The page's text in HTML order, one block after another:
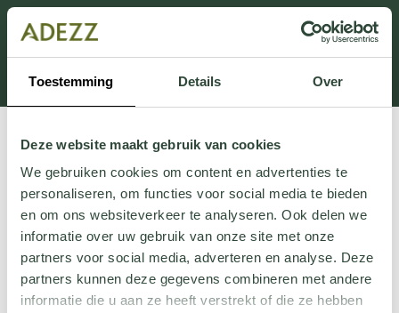
Toestemming Details Over
Deze website maakt gebruik van cookies
We gebruiken cookies om content en advertenties te
personaliseren, om functies voor social media te bieden
en om ons websiteverkeer te analyseren. Ook delen we
informatie over uw gebruik van onze site met onze
partners voor social media, adverteren en analyse. Deze
partners kunnen deze gegevens combineren met andere
informatie die u aan ze heeft verstrekt of die ze hebben
Dit onderdeel is momenteel in onderhoud.
Als je informatie mist kun je ons bellen +31 413 274
168 of mailen
Customersupport@adezz.com.